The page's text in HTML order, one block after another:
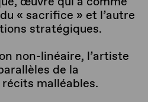
« sacrifice » et l’autre
stratégiques.
non-linéaire, l’artiste
de la
malléables.